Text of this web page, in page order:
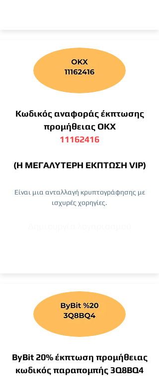
Κωδικός αναφοράς έκπτωσης
προμήθειας OKX
11162416
(Η ΜΕΓΑΛΥΤΕΡΗ ΕΚΠΤΩΣΗ VIP)
Είναι μια ανταλλαγή κρυπτογράφησης με
ισχυρές χορηγίες.
ByBit 20% έκπτωση προμήθειας
κωδικός παραπομπής 3Q8BQ4